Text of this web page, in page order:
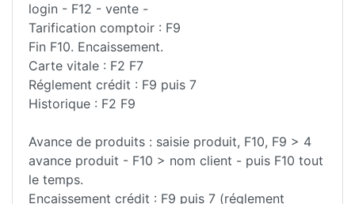
login - F12 - vente -
Tarification comptoir : F9
Fin F10. Encaissement.
Carte vitale : F2 F7
Réglement crédit : F9 puis 7
Historique : F2 F9
Avance de produits : saisie produit, F10, F9 > 4
avance produit - F10 > nom client - puis F10 tout
le temps.
Encaissement crédit : F9 puis 7 (réglement